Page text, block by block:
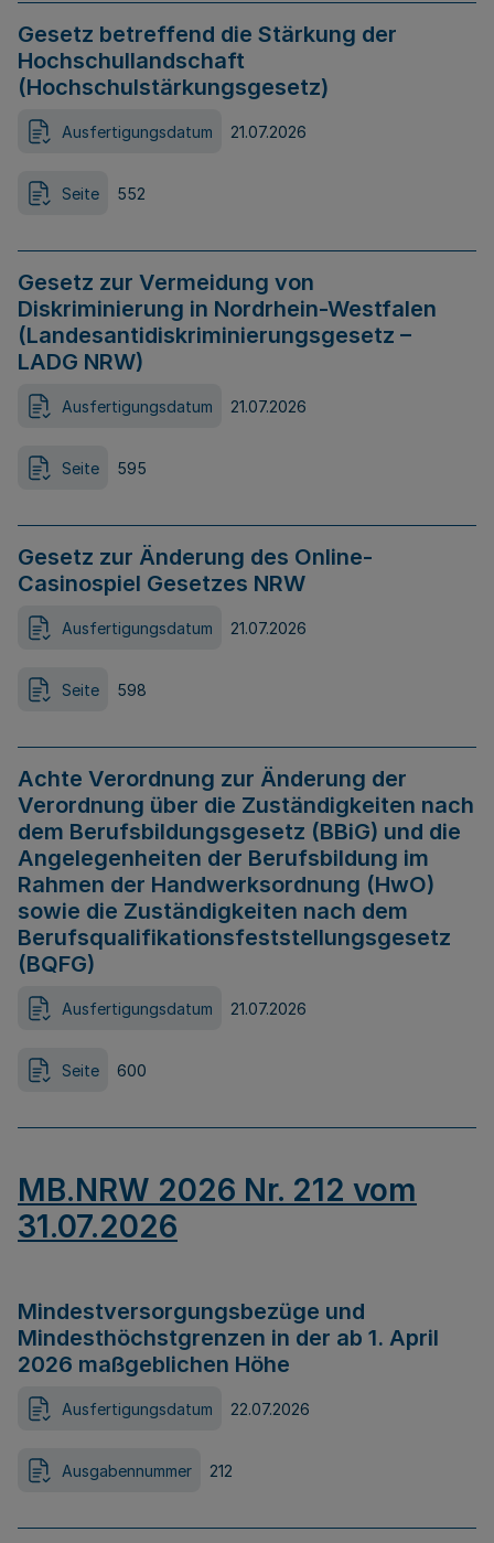
Gesetz betreffend die Stärkung der
Hochschullandschaft
(Hochschulstärkungsgesetz)
Ausfertigungsdatum 21.07.2026
Seite 552
Gesetz zur Vermeidung von
Diskriminierung in Nordrhein-Westfalen
(Landesantidiskriminierungsgesetz –
LADG NRW)
Ausfertigungsdatum 21.07.2026
Seite 595
Gesetz zur Änderung des Online-
Casinospiel Gesetzes NRW
Ausfertigungsdatum 21.07.2026
Seite 598
Achte Verordnung zur Änderung der
Verordnung über die Zuständigkeiten nach
dem Berufsbildungsgesetz (BBiG) und die
Angelegenheiten der Berufsbildung im
Rahmen der Handwerksordnung (HwO)
sowie die Zuständigkeiten nach dem
Berufsqualifikationsfeststellungsgesetz
(BQFG)
Ausfertigungsdatum 21.07.2026
Seite 600
MB.NRW 2026 Nr. 212 vom
31.07.2026
Mindestversorgungsbezüge und
Mindesthöchstgrenzen in der ab 1. April
2026 maßgeblichen Höhe
Ausfertigungsdatum 22.07.2026
Ausgabennummer 212